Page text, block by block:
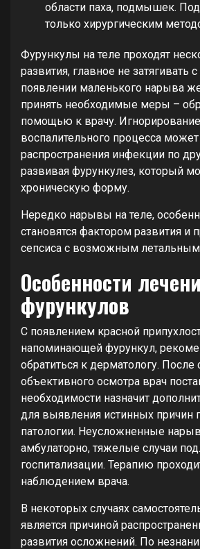
области паха, подмышек.
только хирургическим
Фурункулы на теле проходят
развития, главное не затягивать
появлении маленького нарыва
принять необходимые меры –
помощью к врачу. Игнорирование
воспалительного процесса
распространения инфекции по
развивая фурункулез, который
хроническую форму.
Нередко нарывы на теле,
становятся фактором развития и
сепсиса с возможным
Особенности
фурункулов
С появлением красной
напоминающей фурункул,
обратиться к дерматологу. После
объективного осмотра врач
необходимости назначит
для выявления истинных причин
патологии. Неусложненные
амбулаторно, тяжелые случаи
госпитализации. Терапию
наблюдением врача.
В некоторых случаях
является причиной
развития осложнений. По